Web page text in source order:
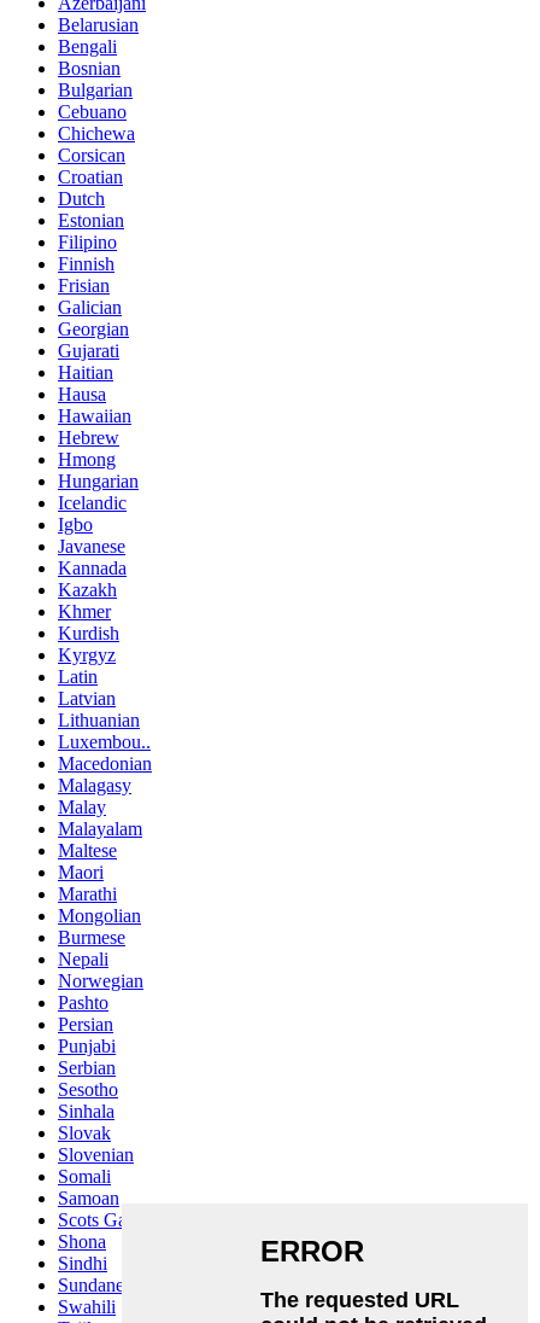
Belarusian
Bengali
Bosnian
Bulgarian
Cebuano
Chichewa
Corsican
Croatian
Dutch
Estonian
Filipino
Finnish
Frisian
Galician
Georgian
Gujarati
Haitian
Hausa
Hawaiian
Hebrew
Hmong
Hungarian
Icelandic
Igbo
Javanese
Kannada
Kazakh
Khmer
Kurdish
Kyrgyz
Latin
Latvian
Lithuanian
Luxembou..
Macedonian
Malagasy
Malay
Malayalam
Maltese
Maori
Marathi
Mongolian
Burmese
Nepali
Norwegian
Pashto
Persian
Punjabi
Serbian
Sesotho
Sinhala
Slovak
Slovenian
Somali
Samoan
Scots Gaelic
Shona
Sindhi
Sundanese
Swahili